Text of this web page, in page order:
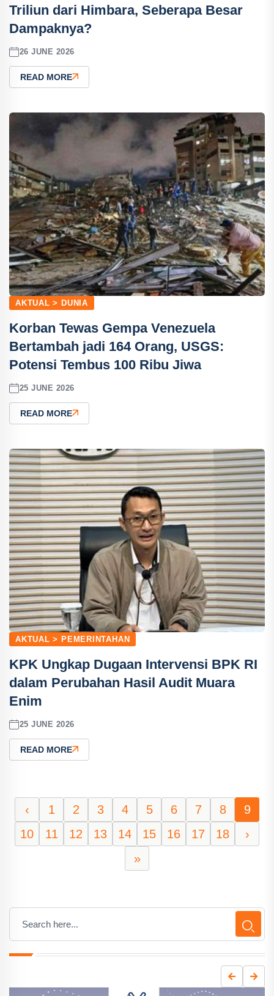
Triliun dari Himbara, Seberapa Besar
Dampaknya?
26 JUNE 2026
READ MORE
AKTUAL > DUNIA
Korban Tewas Gempa Venezuela
Bertambah jadi 164 Orang, USGS:
Potensi Tembus 100 Ribu Jiwa
25 JUNE 2026
READ MORE
AKTUAL > PEMERINTAHAN
KPK Ungkap Dugaan Intervensi BPK RI
dalam Perubahan Hasil Audit Muara
Enim
25 JUNE 2026
READ MORE
‹ 1 2 3 4 5 6 7 8
9
10
11 12 13 14 15 16 17 18
›
»